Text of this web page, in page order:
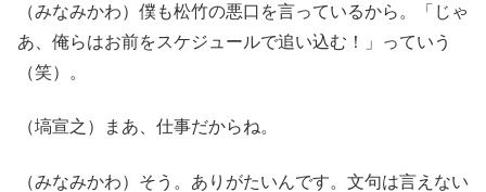
（みなみかわ）僕も松竹の悪口を言っているから。「じゃ
あ、俺らはお前をスケジュールで追い込む！」っていう
（笑）。
（塙宣之）まあ、仕事だからね。
（みなみかわ）そう。ありがたいんです。文句は言えない